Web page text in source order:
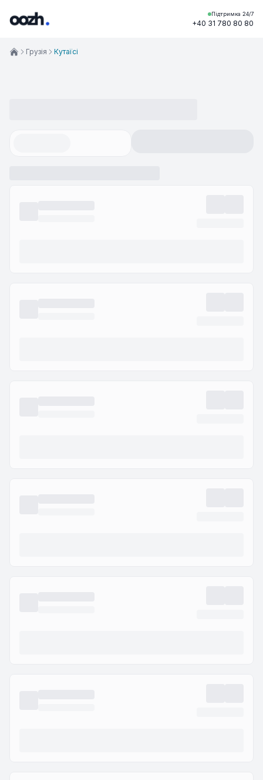
Підтримка 24/7
+40 31 780 80 80
Грузія Кутаїсі